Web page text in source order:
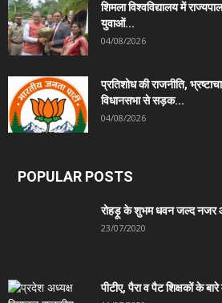
शिमला विश्वविद्यालय में
युवाओं...
04/08/2026
प्रतिशोध की राजनीति,
विधानसभा से सड़क...
04/08/2026
POPULAR POSTS
रोहड़ू के शुभम धवन जल्द नजर
23/07/2020
पीटीए, पैरा व पैट शिक्षकों के